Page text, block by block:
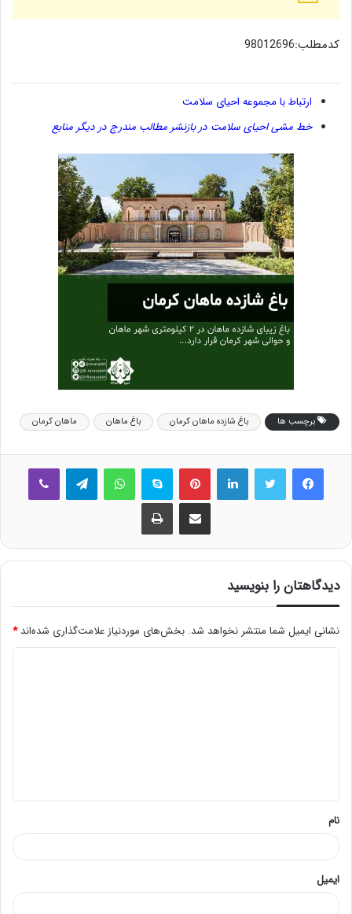
کدمطلب:98012696
ارتباط با مجموعه احیای سلامت
خط مشی احیای سلامت در بازنشر مطالب مندرج در دیگر منابع
برچسب ها باغ شازده ماهان کرمان باغ ماهان ماهان کرمان
فیس بوک لینکدین ‫پین‌ترست اسکایپ واتس آپ
اشتراک گذاری از طریق ایمیل چاپ
دیدگاهتان را بنویسید
نشانی ایمیل شما منتشر نخواهد شد. بخش‌های موردنیاز علامت‌گذاری شده‌اند*
*
نام
ایمیل